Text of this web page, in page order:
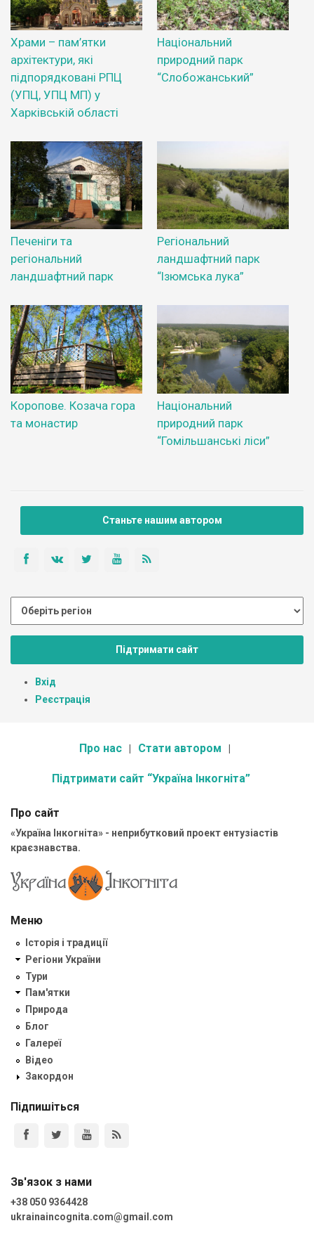
Храми – пам’ятки
архітектури, які
підпорядковані РПЦ
(УПЦ, УПЦ МП) у
Харківській області
Національний
природний парк
“Слобожанський”
Печеніги та
регіональний
ландшафтний парк
Регіональний
ландшафтний парк
“Ізюмська лука”
Коропове. Козача гора
та монастир
Національний
природний парк
“Гомільшанські ліси”
Станьте нашим автором
Підтримати сайт
Вхід
Реєстрація
Про нас Стати автором
Підтримати сайт “Україна Інкогніта”
Про сайт
«Україна Інкогніта» - неприбутковий проект ентузіастів
краєзнавства.
Меню
Історія і традиції
Регіони України
Тури
Пам'ятки
Природа
Блог
Галереї
Відео
Закордон
Підпишіться
Зв'язок з нами
+38 050 9364428
ukrainaincognita.com@gmail.com